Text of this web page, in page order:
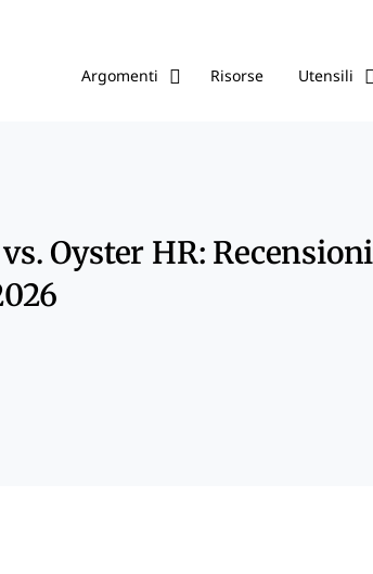
Argomenti Risorse Utensili
Oyster HR: